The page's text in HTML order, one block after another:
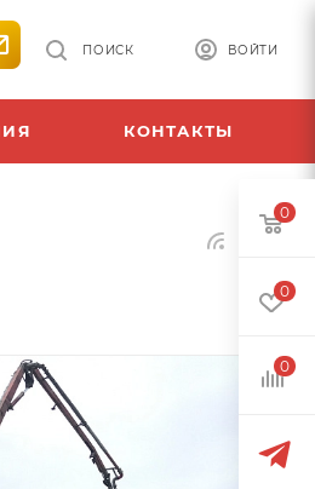
ВОЙТИ
ПОИСК
КОНТАКТЫ
0
0
0